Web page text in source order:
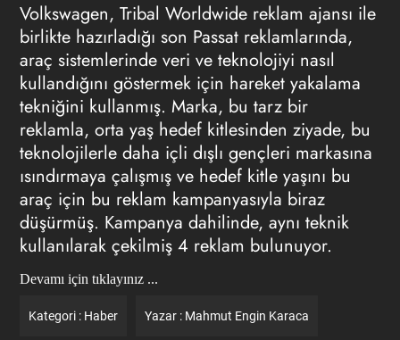
Volkswagen, Tribal Worldwide reklam ajansı ile
birlikte hazırladığı son Passat reklamlarında,
araç sistemlerinde veri ve teknolojiyi nasıl
kullandığını göstermek için hareket yakalama
tekniğini kullanmış. Marka, bu tarz bir
reklamla, orta yaş hedef kitlesinden ziyade, bu
teknolojilerle daha içli dışlı gençleri markasına
ısındırmaya çalışmış ve hedef kitle yaşını bu
araç için bu reklam kampanyasıyla biraz
düşürmüş. Kampanya dahilinde, aynı teknik
kullanılarak çekilmiş 4 reklam bulunuyor.
Devamı için tıklayınız ...
Kategori : Haber Yazar : Mahmut Engin Karaca